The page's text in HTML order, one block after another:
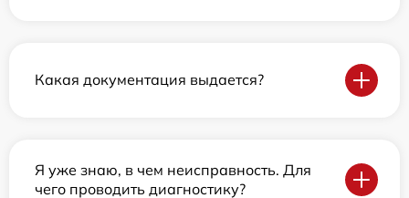
Какая документация выдается?
Я уже знаю, в чем неисправность. Для
чего проводить диагностику?